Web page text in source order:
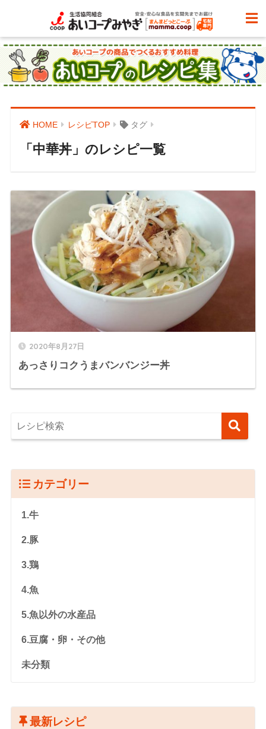
HOME レシピTOP タグ
「中華丼」のレシピ一覧
2020年8月27日
あっさりコクうまバンバンジー丼
カテゴリー
1.牛
2.豚
3.鶏
4.魚
5.魚以外の水産品
6.豆腐・卵・その他
未分類
最新レシピ